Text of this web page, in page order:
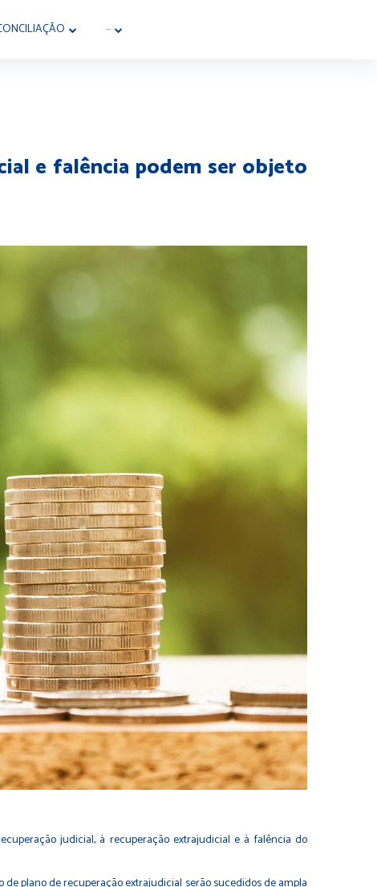
···
e falência podem ser objeto
judicial, à recuperação extrajudicial e à falência do
plano de recuperação extrajudicial serão sucedidos de ampla